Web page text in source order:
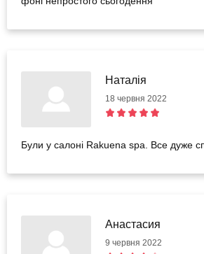
Наталія
18 червня 2022
Були у салоні Rakuena spa. Все дуже
Анастасия
9 червня 2022